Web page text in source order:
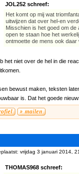
JOL252 schreef:
Het komt op mij wat
uitwijzen dat over hel-en
Misschien is het goed om
open te staan hoe het
ontmoette de mens ook
het niet over de hel in die
bewust maken, teksten
is. Dat het goede
vrijdag 3 januari 2014,
THOMAS968 schreef: